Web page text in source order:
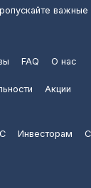
важные
FAQ О нас
Акции
Инвесторам